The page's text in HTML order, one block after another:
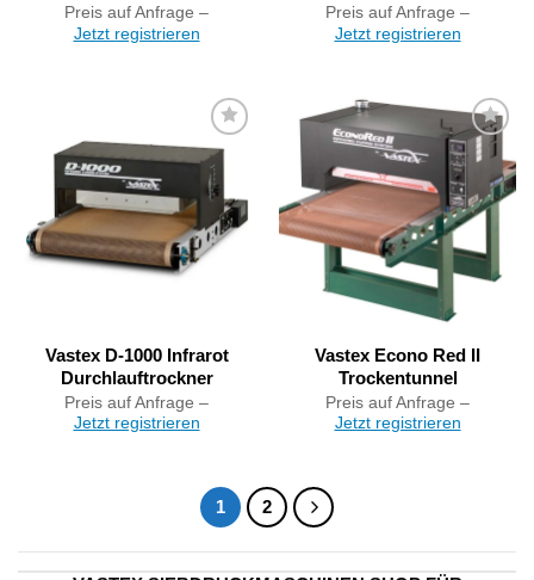
Preis auf Anfrage –
Jetzt registrieren
Preis auf Anfrage –
Jetzt registrieren
Artikel
merken
Vastex D-1000 Infrarot
Durchlauftrockner
Preis auf Anfrage –
Jetzt registrieren
Artikel
merken
Vastex Econo Red II
Trockentunnel
Preis auf Anfrage –
Jetzt registrieren
1 2